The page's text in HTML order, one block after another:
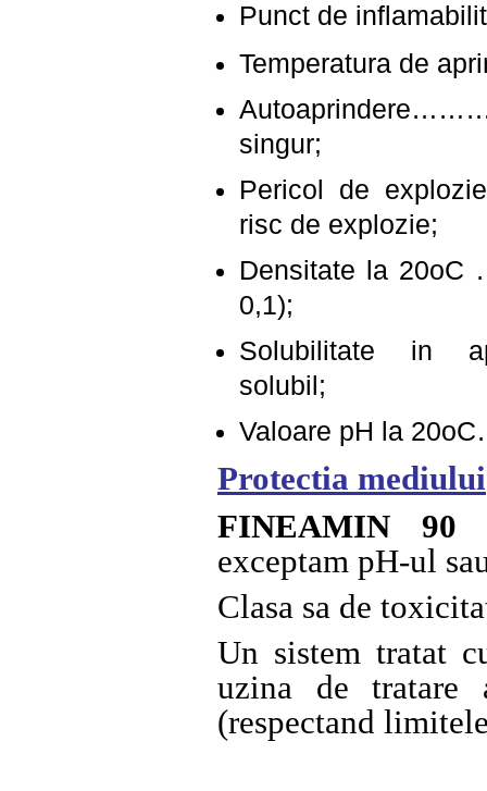
Punct de
Temperatura de
singur;
Pericol de
risc de explozie;
Densitate la
0,1);
Solubilitate
solubil;
Valoare pH la
Protectia mediului
FINEAMIN 90
exceptam pH-ul
Clasa sa de
Un sistem tratat
uzina de tratare
(respectand